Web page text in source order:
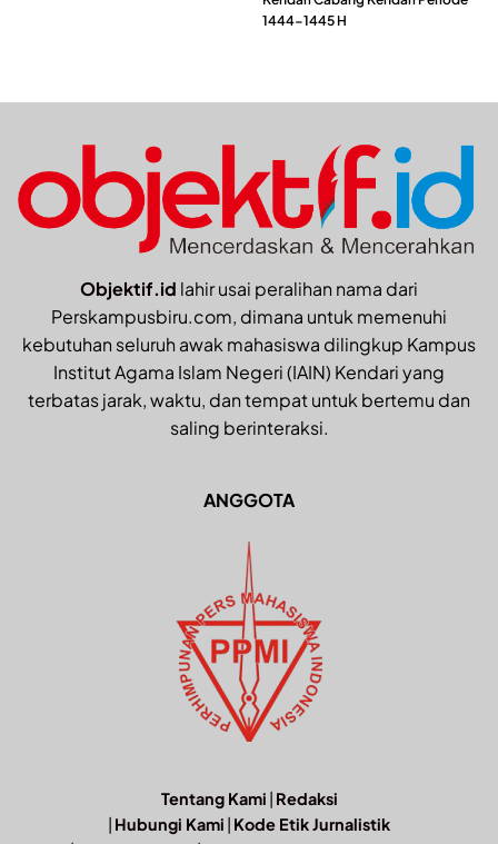
1444-1445 H
Objektif.id lahir usai peralihan nama dari
Perskampusbiru.com, dimana untuk memenuhi
kebutuhan seluruh awak mahasiswa dilingkup Kampus
Institut Agama Islam Negeri (IAIN) Kendari yang
terbatas jarak, waktu, dan tempat untuk bertemu dan
saling berinteraksi.
ANGGOTA
Tentang Kami | Redaksi
| Hubungi Kami | Kode Etik Jurnalistik